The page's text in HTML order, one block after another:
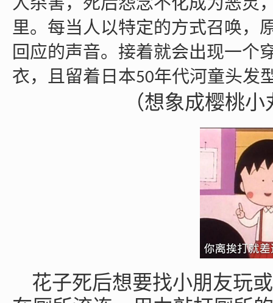
里。每当人以特定的方式召唤，
回应的声音。接着就会出现一个
衣，且留着日本50年代河童头发
（想象成樱桃
花子死后想要找小朋友玩